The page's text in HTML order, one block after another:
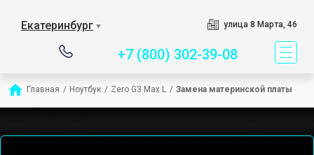
Екатеринбург ▼ улица 8 Марта, 46
+7 (800) 302-39-08
Главная / Ноутбук / Zero G3 Max L / Замена материнской платы